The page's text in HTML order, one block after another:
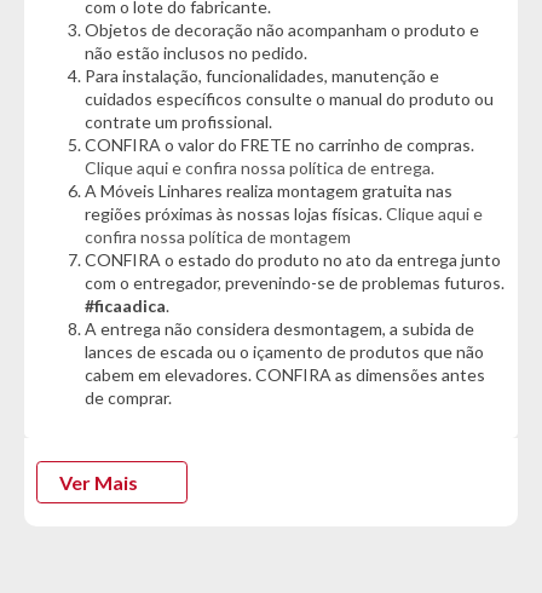
- Modelo: Bamboo Duo
- Material: 01 Face em Bamboo e 01 Face em Polipropileno
Características:
- Face em Polipropileno (plástico) pode ser utilizada para corte
de legumes e verduras
- Face em Bamboo é indicada para preparo de pães e carnes. O
Bamboo possui ação bactericida natural, que previne e
combate a proliferação de bactérias
- Superfície com sulcos próximos as bordas para coleta dos
líquidos e evitam que escorram
- Livre de BPA
- Alça para transporte
- Bordas emborrachadas
Dimensões:
- Cumprimento: 44,5cm
Garantia do Fornecedor: 3 meses.
danificado/quebrado, o prazo para solicitar a troca é de até 7
com o lote do fabricante.
Objetos de decoração não acompanham o produto e
não estão inclusos no pedido.
Para instalação, funcionalidades, manutenção e
cuidados específicos consulte o manual do produto ou
contrate um profissional.
CONFIRA o valor do FRETE no carrinho de compras.
Clique aqui e confira nossa política de entrega.
A Móveis Linhares realiza montagem gratuita nas
regiões próximas às nossas lojas físicas.Clique aqui e
confira nossa política de montagem
CONFIRA o estado do produto no ato da entrega junto
com o entregador, prevenindo-se de problemas futuros.
#ficaadica.
A entrega não considera desmontagem, a subida de
lances de escada ou o içamento de produtos que não
cabem em elevadores. CONFIRA as dimensões antes
de comprar.
Ver Mais